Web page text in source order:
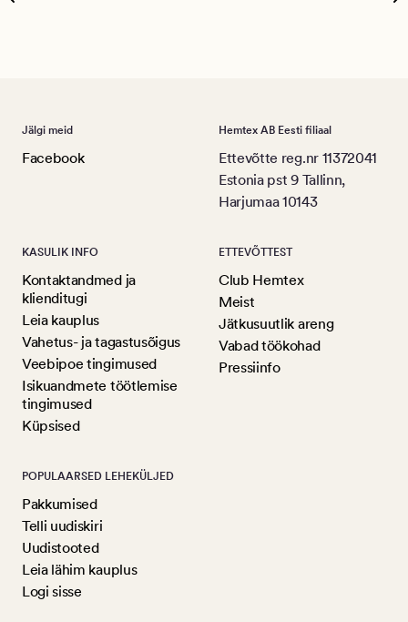
Jälgi meid
Facebook
Hemtex AB Eesti filiaal
Ettevõtte reg.nr 11372041
Estonia pst 9 Tallinn,
Harjumaa 10143
KASULIK INFO
Kontaktandmed ja
klienditugi
Leia kauplus
Vahetus- ja tagastusõigus
Veebipoe tingimused
Isikuandmete töötlemise
tingimused
Küpsised
ETTEVÕTTEST
Club Hemtex
Meist
Jätkusuutlik areng
Vabad töökohad
Pressiinfo
POPULAARSED LEHEKÜLJED
Pakkumised
Telli uudiskiri
Uudistooted
Leia lähim kauplus
Logi sisse